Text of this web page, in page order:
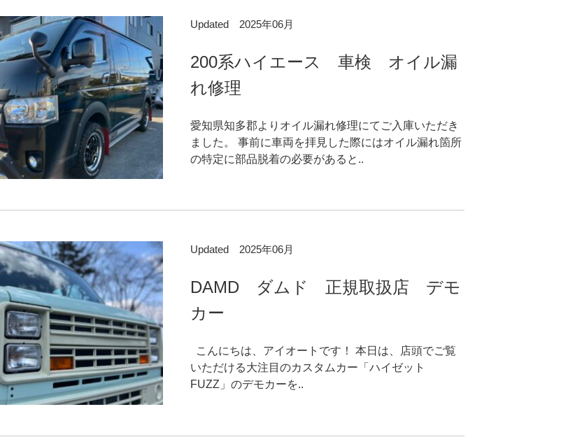
Updated 2025年06月
200系ハイエース 車検 オイル漏
れ修理
愛知県知多郡よりオイル漏れ修理にてご入庫いただき
ました。 事前に車両を拝見した際にはオイル漏れ箇所
の特定に部品脱着の必要があると..
Updated 2025年06月
DAMD ダムド 正規取扱店 デモ
カー
こんにちは、アイオートです！ 本日は、店頭でご覧
いただける大注目のカスタムカー「ハイゼット
FUZZ」のデモカーを..